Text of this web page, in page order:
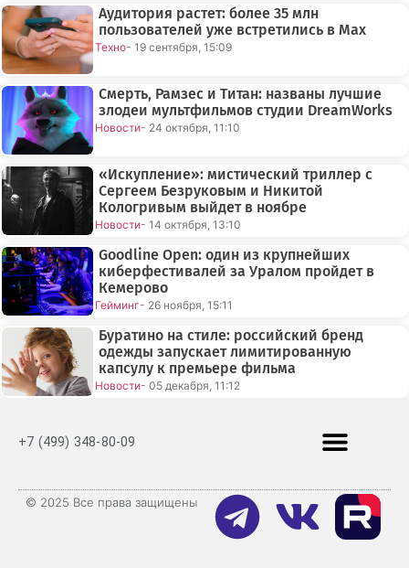
Аудитория растет: более 35 млн
пользователей уже встретились в Max
Техно- 19 сентября, 15:09
Смерть, Рамзес и Титан: названы лучшие
злодеи мультфильмов студии DreamWorks
Новости- 24 октября, 11:10
«Искупление»: мистический триллер с
Сергеем Безруковым и Никитой
Кологривым выйдет в ноябре
Новости- 14 октября, 13:10
Goodline Open: один из крупнейших
киберфестивалей за Уралом пройдет в
Кемерово
Гейминг- 26 ноября, 15:11
Буратино на стиле: российский бренд
одежды запускает лимитированную
капсулу к премьере фильма
Новости- 05 декабря, 11:12
+7 (499) 348-80-09
© 2025 Все права защищены